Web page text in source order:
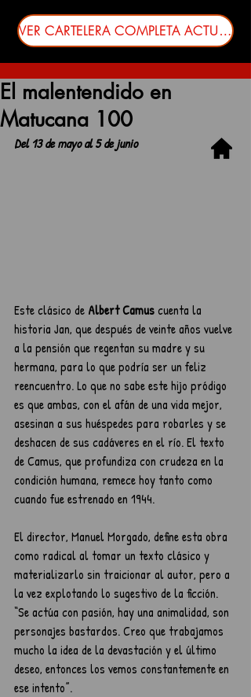
VER CARTELERA COMPLETA ACTUALIZADA
El malentendido en
Matucana 100
Del 13 de mayo al 5 de junio
Este clásico de Albert Camus cuenta la
historia Jan, que después de veinte años vuelve
a la pensión que regentan su madre y su
hermana, para lo que podría ser un feliz
reencuentro. Lo que no sabe este hijo pródigo
es que ambas, con el afán de una vida mejor,
asesinan a sus huéspedes para robarles y se
deshacen de sus cadáveres en el río. El texto
de Camus, que profundiza con crudeza en la
condición humana, remece hoy tanto como
cuando fue estrenado en 1944.
El director, Manuel Morgado, define esta obra
como radical al tomar un texto clásico y
materializarlo sin traicionar al autor, pero a
la vez explotando lo sugestivo de la ficción.
“Se actúa con pasión, hay una animalidad, son
personajes bastardos. Creo que trabajamos
mucho la idea de la devastación y el último
deseo, entonces los vemos constantemente en
ese intento”.